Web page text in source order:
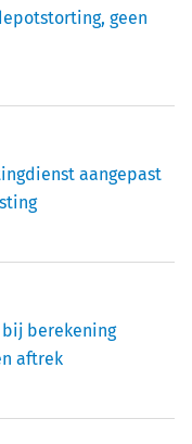
geen
aangepast
berekening
aftrek